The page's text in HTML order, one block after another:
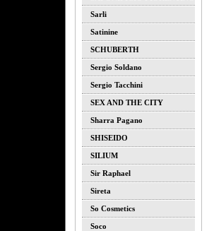
Sarli
Satinine
SCHUBERTH
Sergio Soldano
Sergio Tacchini
SEX AND THE CITY
Sharra Pagano
SHISEIDO
SILIUM
Sir Raphael
Sireta
So Cosmetics
Soco